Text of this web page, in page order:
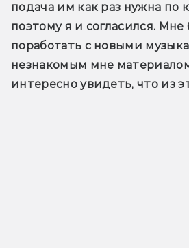
подача им как раз нужна по
поэтому я и согласился.
поработать с новыми
незнакомым мне
интересно увидеть, что из